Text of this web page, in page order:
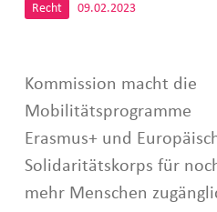
Recht 09.02.2023
Kommission macht die
Mobilitätsprogramme
Erasmus+ und
Solidaritätskorps für
mehr Menschen